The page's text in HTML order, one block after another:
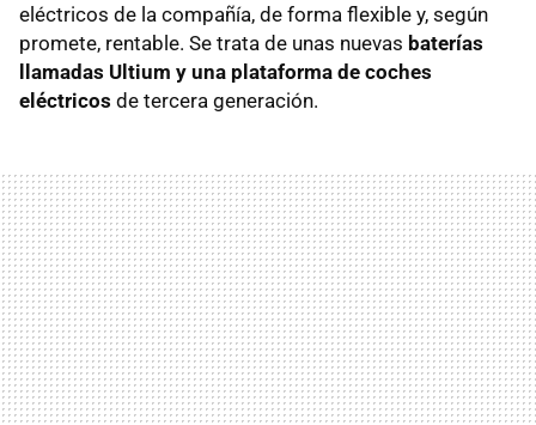
eléctricos de la compañía, de forma flexible y, según
promete, rentable. Se trata de unas nuevas baterías
llamadas Ultium y una plataforma de coches
eléctricos de tercera generación.